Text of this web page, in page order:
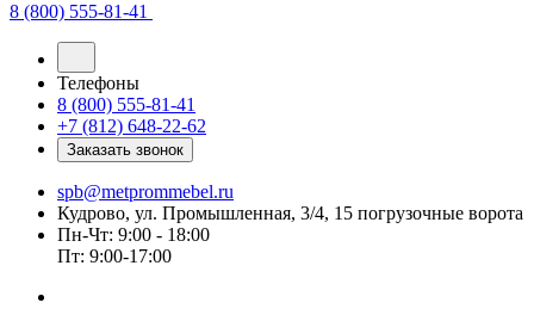
8 (800) 555-81-41
Телефоны
8 (800) 555-81-41
+7 (812) 648-22-62
Заказать звонок
spb@metprommebel.ru
Кудрово, ул. Промышленная, 3/4, 15 погрузочные ворота
Пн-Чт: 9:00 - 18:00
Пт: 9:00-17:00